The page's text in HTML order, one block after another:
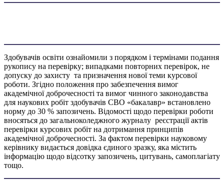
Здобувачів освіти ознайомили з порядком і термінами подання
рукопису на перевірку; випадками повторних перевірок, не
допуску до захисту та призначення нової теми курсової
роботи. Згідно положення про забезпечення вимог
академічної доброчесності та вимог чинного законодавства
для наукових робіт здобувачів СВО «бакалавр» встановлено
норму до 30 % запозичень. Відомості щодо перевірки роботи
вносяться до загальноколеджного журналу реєстрації актів
перевірки курсових робіт на дотримання принципів
академічної доброчесності. За фактом перевірки науковому
керівнику видається довідка єдиного зразку, яка містить
інформацію щодо відсотку запозичень, цитувань, самоплагіату
тощо.